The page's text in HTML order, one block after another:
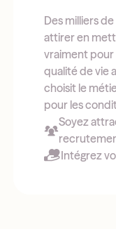
Des milliers
attirer en
vraiment pour
qualité de vie
choisit le
pour les
Soyez
Intégrez